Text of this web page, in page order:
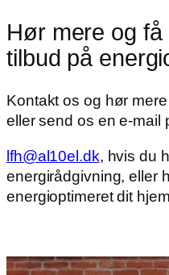
Hør mere og
tilbud på
Kontakt os og hør
eller send os en e-mail
lfh@al10el.dk, hvis du
energirådgivning, eller
energioptimeret dit